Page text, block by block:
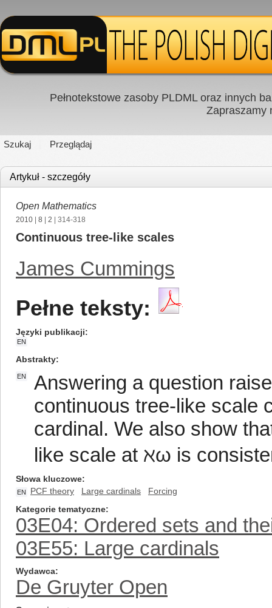
Pełnotekstowe zasoby PLDML oraz innych
Zapraszamy
Szukaj Przeglądaj
Artykuł - szczegóły
Open Mathematics
2010 8 2 | 314-318
Continuous tree-like scales
James Cummings
Pełne teksty:
Języki publikacji
EN
Abstrakty
EN
Answering a question
continuous tree-like scale
cardinal. We also show
like scale at ℵω is
Słowa kluczowe
EN PCF theory Large cardinals
Forcing
Kategorie tematyczne
03E04: Ordered sets and
03E55: Large cardinals
Wydawca
De Gruyter Open